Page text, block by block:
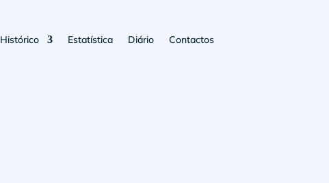
Histórico Estatística Diário Contactos